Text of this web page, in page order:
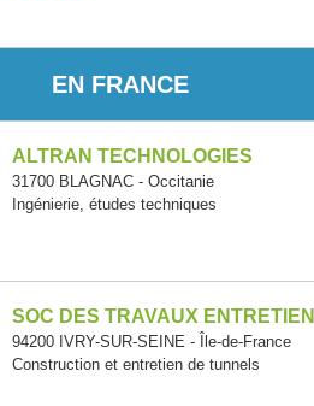
EN FRANCE
ALTRAN TECHNOLOGIES
31700 BLAGNAC - Occitanie
Ingénierie, études techniques
SOC DES TRAVAUX
94200 IVRY-SUR-SEINE - Île-de-France
Construction et entretien de tunnels